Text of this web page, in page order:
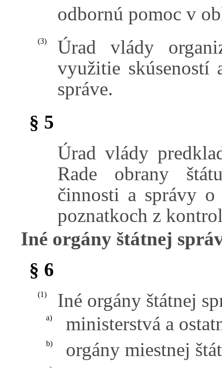
odbornú pomoc v
(3)
Úrad vlády
využitie skúseností
správe.
§ 5
Úrad vlády
Rade obrany
činnosti a správy o
poznatkoch z
Iné orgány štátnej
§ 6
(1) Iné orgány štátnej
a) ministerstvá a
b) orgány miestnej